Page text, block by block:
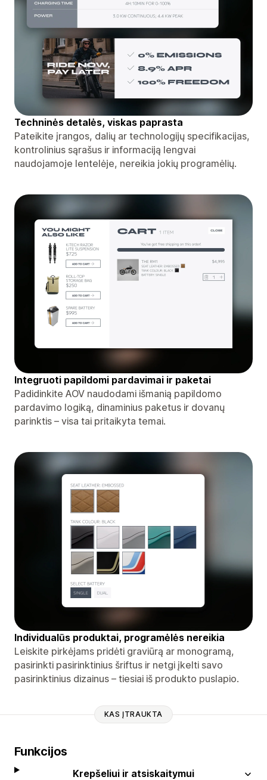
Techninės detalės, viskas paprasta
Pateikite įrangos, dalių ar technologijų specifikacijas,
kontrolinius sąrašus ir informaciją lengvai
naudojamoje lentelėje, nereikia jokių programėlių.
Integruoti papildomi pardavimai ir paketai
Padidinkite AOV naudodami išmanią papildomo
pardavimo logiką, dinaminius paketus ir dovanų
parinktis – visa tai pritaikyta temai.
Individualūs produktai, programėlės nereikia
Leiskite pirkėjams pridėti graviūrą ar monogramą,
pasirinkti pasirinktinius šriftus ir netgi įkelti savo
pasirinktinius dizainus – tiesiai iš produkto puslapio.
KAS ĮTRAUKTA
Funkcijos
Krepšeliui ir atsiskaitymui